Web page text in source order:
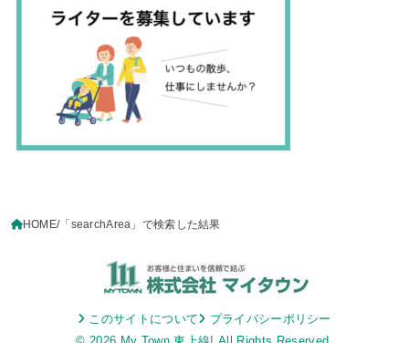
HOME 「searchArea」で検索した結果
このサイトについて
プライバシーポリシー